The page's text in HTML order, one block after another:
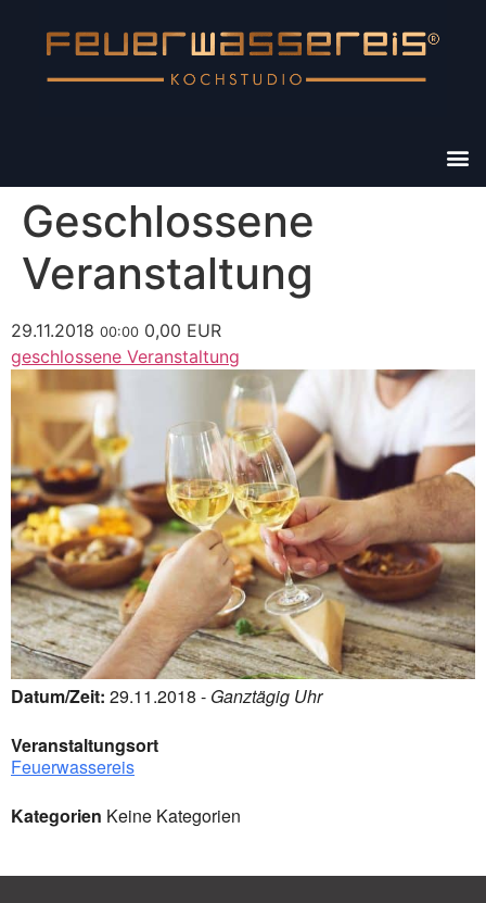
Geschlossene
Veranstaltung
29.11.2018 00:00 0,00 EUR
geschlossene Veranstaltung
Datum/Zeit: 29.11.2018 - Ganztägig Uhr
Veranstaltungsort
Feuerwassereis
Kategorien Keine Kategorien